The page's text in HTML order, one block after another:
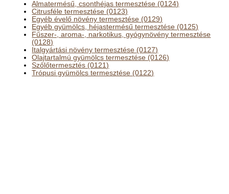
Almatermésű, csonthéjas termesztése (0124)
Citrusféle termesztése (0123)
Egyéb évelő növény termesztése (0129)
Egyéb gyümölcs, héjastermésű termesztése (0125)
Fűszer-, aroma-, narkotikus, gyógynövény termesztése
(0128)
Italgyártási növény termesztése (0127)
Olajtartalmú gyümölcs termesztése (0126)
Szőlőtermesztés (0121)
Trópusi gyümölcs termesztése (0122)